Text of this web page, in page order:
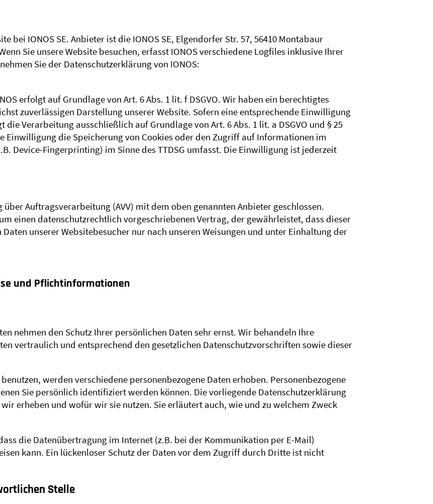
bei IONOS SE. Anbieter ist die IONOS SE, Elgendorfer Str. 57, 56410 Montabaur
Sie unsere Website besuchen, erfasst IONOS verschiedene Logfiles inklusive Ihrer
Sie der Datenschutzerklärung von IONOS:
erfolgt auf Grundlage von Art. 6 Abs. 1 lit. f DSGVO. Wir haben ein berechtigtes
zuverlässigen Darstellung unserer Website. Sofern eine entsprechende Einwilligung
Verarbeitung ausschließlich auf Grundlage von Art. 6 Abs. 1 lit. a DSGVO und § 25
Einwilligung die Speicherung von Cookies oder den Zugriff auf Informationen im
Device-Fingerprinting) im Sinne des TTDSG umfasst. Die Einwilligung ist jederzeit
über Auftragsverarbeitung (AVV) mit dem oben genannten Anbieter geschlossen.
einen datenschutzrechtlich vorgeschriebenen Vertrag, der gewährleistet, dass dieser
unserer Websitebesucher nur nach unseren Weisungen und unter Einhaltung der
und Pflicht­informationen
nehmen den Schutz Ihrer persönlichen Daten sehr ernst. Wir behandeln Ihre
vertraulich und entsprechend den gesetzlichen Datenschutzvorschriften sowie dieser
werden verschiedene personenbezogene Daten erhoben. Personenbezogene
Sie persönlich identifiziert werden können. Die vorliegende Datenschutzerklärung
erheben und wofür wir sie nutzen. Sie erläutert auch, wie und zu welchem Zweck
die Datenübertragung im Internet (z.B. bei der Kommunikation per E-Mail)
kann. Ein lückenloser Schutz der Daten vor dem Zugriff durch Dritte ist nicht
Stelle